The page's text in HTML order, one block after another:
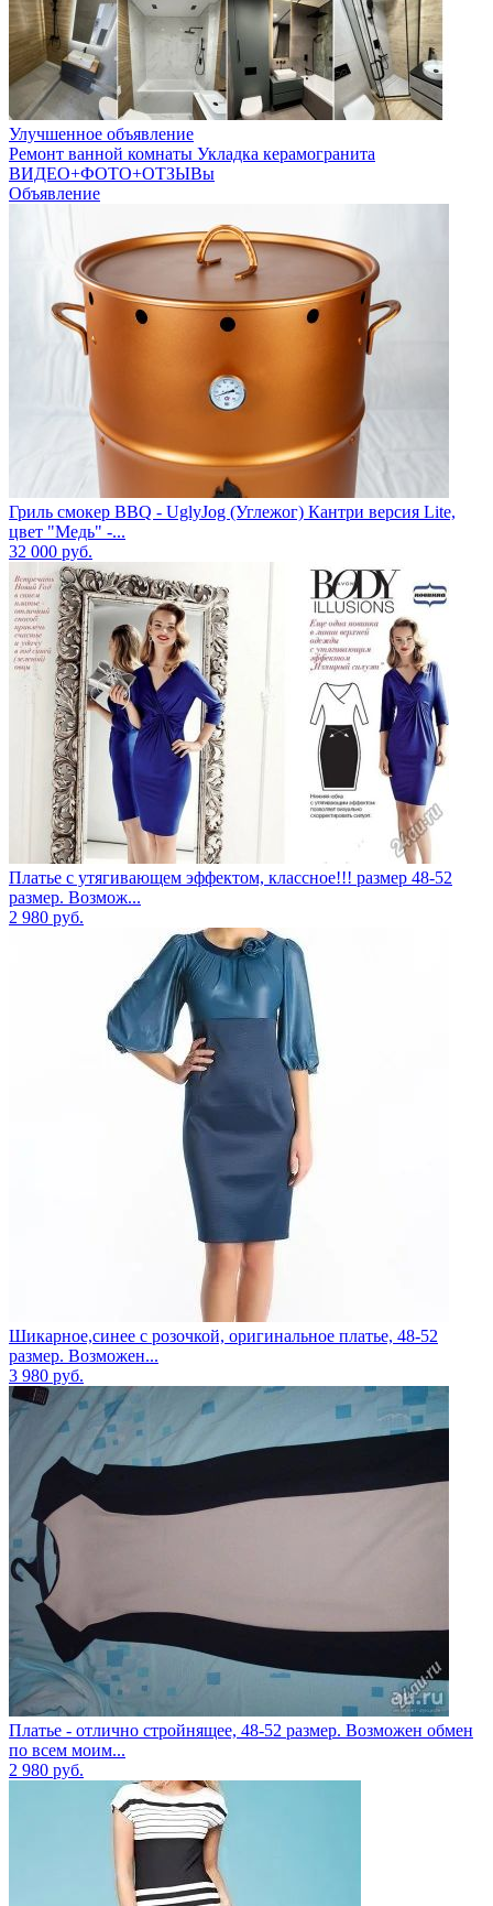
Улучшенное объявление
Ремонт ванной комнаты Укладка керамогранита
ВИДЕО+ФОТО+ОТЗЫВы
Объявление
Гриль смокер BBQ - UglyJog (Углежог) Кантри версия Lite,
цвет "Медь" -...
32 000 руб.
Платье с утягивающем эффектом, классное!!! размер 48-52
размер. Возмож...
2 980 руб.
Шикарное,синее с розочкой, оригинальное платье, 48-52
размер. Возможен...
3 980 руб.
Платье - отлично стройнящее, 48-52 размер. Возможен обмен
по всем моим...
2 980 руб.